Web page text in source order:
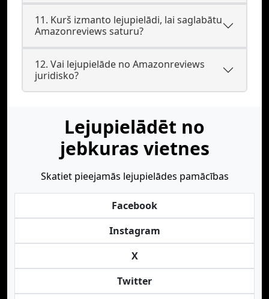
11. Kurš izmanto lejupielādi, lai saglabātu
Amazonreviews saturu?
12. Vai lejupielāde no Amazonreviews
juridisko?
Lejupielādēt no
jebkuras vietnes
Skatiet pieejamās lejupielādes pamācības
Facebook
Instagram
X
Twitter